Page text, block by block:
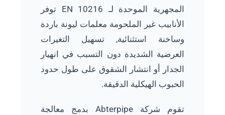
المجهرية الموحدة لـ EN 10216 توفر
الأنابيب غير الملحومة معلمات ليونة باردة
وساخنة استثنائية, تسهيل التغيرات
العرضية الشديدة دون التسبب في انهيار
الجدار أو انتشار الشقوق على طول حدود
الحبوب الهيكلية الدقيقة.
تقوم شركة Abterpipe بدمج معالجة